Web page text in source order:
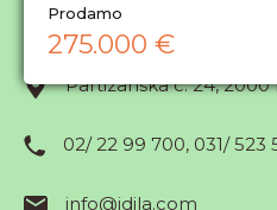
Prodamo
275.000 €
Obveščanje o
Kontakt
Partizanska c. 24,
02/ 22 99 700, 031/ 523
info@idila.com